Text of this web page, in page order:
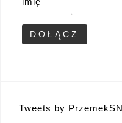
Tweets by